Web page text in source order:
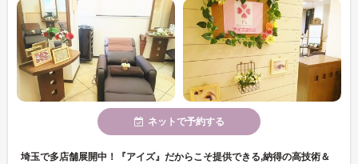
ネットで予約する
埼玉で多店舗展開中！『アイズ』だからこそ提供できる,納得の高技術＆